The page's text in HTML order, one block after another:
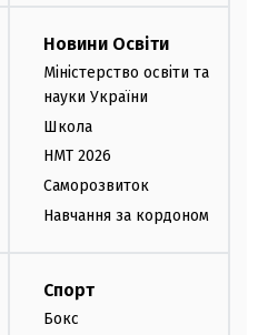
Новини Освіти
Міністерство освіти та
науки України
Школа
НМТ 2026
Саморозвиток
Навчання за кордоном
Спорт
Бокс